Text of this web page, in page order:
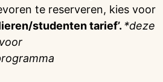
te reserveren, kies voor
studenten tarief’. *deze